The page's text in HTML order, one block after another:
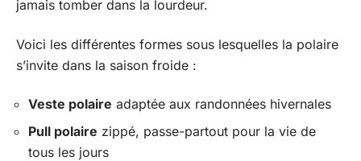
jamais tomber dans la lourdeur.
Voici les différentes formes sous lesquelles la polaire
s’invite dans la saison froide :
Veste polaire adaptée aux randonnées hivernales
Pull polaire zippé, passe-partout pour la vie de
tous les jours